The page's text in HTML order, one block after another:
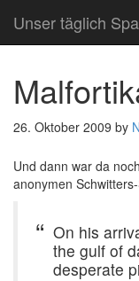
Unser täglich
26. Oktober 2009 by
Und dann war da
anonymen
On his
the gulf of
desperate